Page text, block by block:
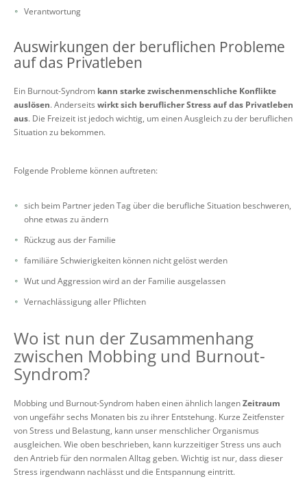
Verantwortung
Auswirkungen der beruflichen Probleme
auf das Privatleben
Ein Burnout-Syndrom kann starke zwischenmenschliche Konflikte
auslösen. Anderseits wirkt sich beruflicher Stress auf das Privatleben
aus. Die Freizeit ist jedoch wichtig, um einen Ausgleich zu der beruflichen
Situation zu bekommen.
Folgende Probleme können auftreten:
sich beim Partner jeden Tag über die berufliche Situation beschweren,
ohne etwas zu ändern
Rückzug aus der Familie
familiäre Schwierigkeiten können nicht gelöst werden
Wut und Aggression wird an der Familie ausgelassen
Vernachlässigung aller Pflichten
Wo ist nun der Zusammenhang
zwischen Mobbing und Burnout-
Syndrom?
Mobbing und Burnout-Syndrom haben einen ähnlich langenZeitraum
von ungefähr sechs Monaten bis zu ihrer Entstehung. Kurze Zeitfenster
von Stress und Belastung, kann unser menschlicher Organismus
ausgleichen. Wie oben beschrieben, kann kurzzeitiger Stress uns auch
den Antrieb für den normalen Alltag geben. Wichtig ist nur, dass dieser
Stress irgendwann nachlässt und die Entspannung eintritt.